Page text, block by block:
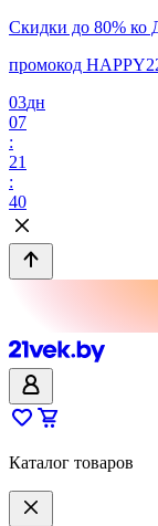
Скидки до 80% ко
промокод
03дн
07
:
21
:
40
Каталог товаров